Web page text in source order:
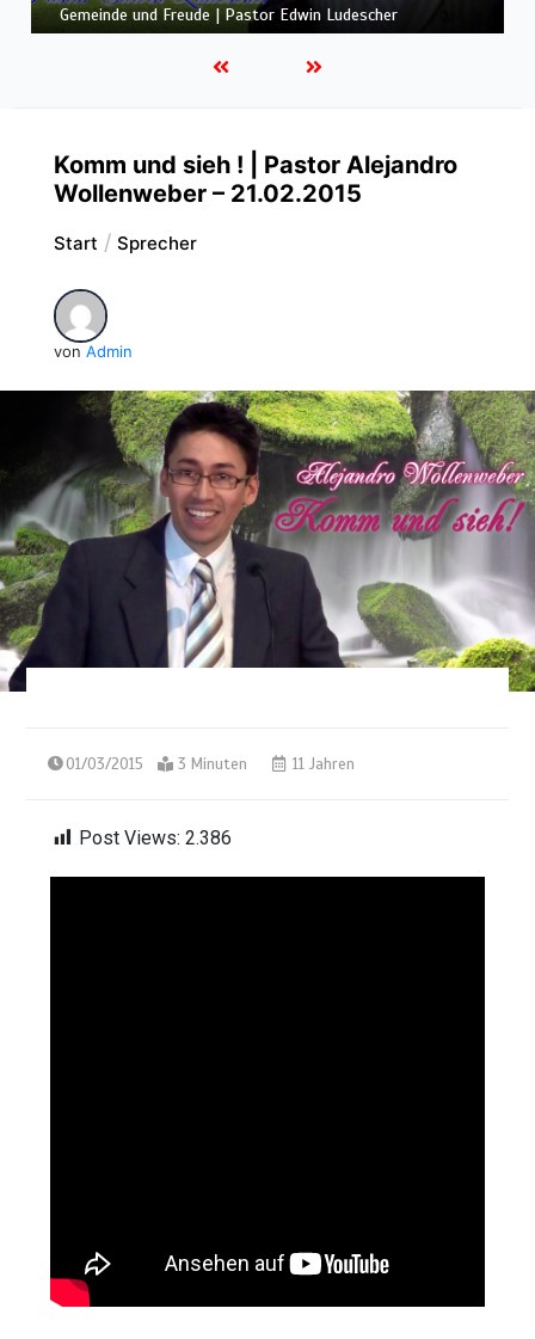
ALLEN GEFAHREN
Komm und sieh ! | Pastor Alejandro
Wollenweber – 21.02.2015
Start Sprecher
von Admin
01/03/2015 3 Minuten 11 Jahren
Post Views: 2.386